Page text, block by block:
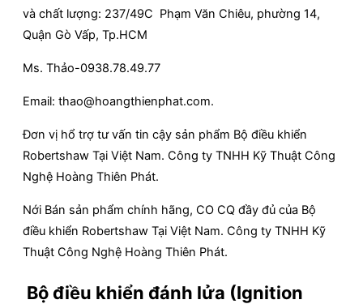
và chất lượng: 237/49C Phạm Văn Chiêu, phường 14,
Quận Gò Vấp, Tp.HCM
Ms. Thảo-0938.78.49.77
Email: thao@hoangthienphat.com.
Đơn vị hổ trợ tư vấn tin cậy sản phẩm Bộ điều khiển
Robertshaw Tại Việt Nam. Công ty TNHH Kỹ Thuật Công
Nghệ Hoàng Thiên Phát.
Nới Bán sản phẩm chính hãng, CO CQ đầy đủ của Bộ
điều khiển Robertshaw Tại Việt Nam. Công ty TNHH Kỹ
Thuật Công Nghệ Hoàng Thiên Phát.
Bộ điều khiển đánh lửa (Ignition